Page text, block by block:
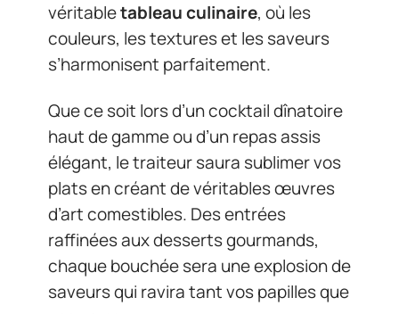
véritabletableau culinaire, où les
couleurs, les textures et les saveurs
s’harmonisent parfaitement.
Que ce soit lors d’un cocktail dînatoire
haut de gamme ou d’un repas assis
élégant, le traiteur saura sublimer vos
plats en créant de véritables œuvres
d’art comestibles. Des entrées
raffinées aux desserts gourmands,
chaque bouchée sera une explosion de
saveurs qui ravira tant vos papilles que